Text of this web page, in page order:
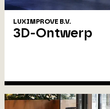
LUXIMPROVE B.V.
3D-Ontwerp